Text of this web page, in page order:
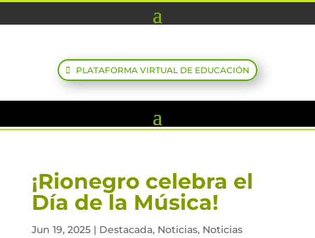
PLATAFORMA VIRTUAL DE EDUCACIÓN
¡Rionegro celebra el
Día de la Música!
Jun 19, 2025| Destacada, Noticias, Noticias